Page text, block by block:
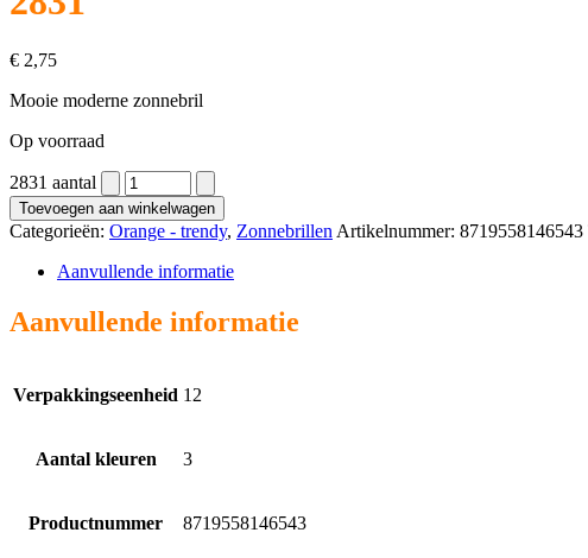
€ 2,75
Mooie moderne zonnebril
Op voorraad
2831 aantal
Toevoegen aan winkelwagen
Categorieën: Orange - trendy, Zonnebrillen Artikelnummer: 8719558146543
Aanvullende informatie
Aanvullende informatie
Verpakkingseenheid 12
Aantal kleuren 3
Productnummer 8719558146543